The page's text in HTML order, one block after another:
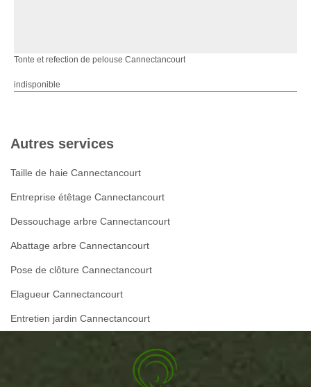
Tonte et refection de pelouse Cannectancourt
indisponible
Autres services
Taille de haie Cannectancourt
Entreprise étêtage Cannectancourt
Dessouchage arbre Cannectancourt
Abattage arbre Cannectancourt
Pose de clôture Cannectancourt
Elagueur Cannectancourt
Entretien jardin Cannectancourt